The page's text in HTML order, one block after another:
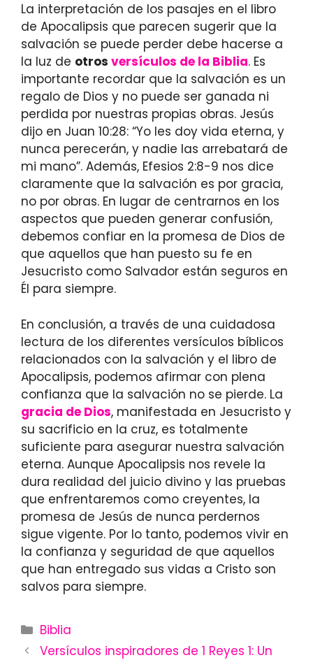
La interpretación de los pasajes en el libro
de Apocalipsis que parecen sugerir que la
salvación se puede perder debe hacerse a
la luz de otros versículos de la Biblia. Es
importante recordar que la salvación es un
regalo de Dios y no puede ser ganada ni
perdida por nuestras propias obras. Jesús
dijo en Juan 10:28: “Yo les doy vida eterna, y
nunca perecerán, y nadie las arrebatará de
mi mano”. Además, Efesios 2:8-9 nos dice
claramente que la salvación es por gracia,
no por obras. En lugar de centrarnos en los
aspectos que pueden generar confusión,
debemos confiar en la promesa de Dios de
que aquellos que han puesto su fe en
Jesucristo como Salvador están seguros en
Él para siempre.
En conclusión, a través de una cuidadosa
lectura de los diferentes versículos bíblicos
relacionados con la salvación y el libro de
Apocalipsis, podemos afirmar con plena
confianza que la salvación no se pierde. La
gracia de Dios, manifestada en Jesucristo y
su sacrificio en la cruz, es totalmente
suficiente para asegurar nuestra salvación
eterna. Aunque Apocalipsis nos revele la
dura realidad del juicio divino y las pruebas
que enfrentaremos como creyentes, la
promesa de Jesús de nunca perdernos
sigue vigente. Por lo tanto, podemos vivir en
la confianza y seguridad de que aquellos
que han entregado sus vidas a Cristo son
salvos para siempre.
Categories
Biblia
Versículos inspiradores de 1 Reyes 1: Un